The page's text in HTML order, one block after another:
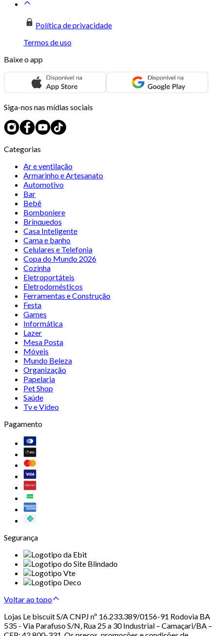
Política de privacidade
Termos de uso
Baixe o app
Siga-nos nas mídias sociais
Categorias
Ar e ventilação
Armarinho e Artesanato
Automotivo
Bar
Bebê
Bomboniere
Brinquedos
Casa Inteligente
Cama e banho
Celulares e Telefonia
Copa do Mundo 2026
Cozinha
Eletroportáteis
Eletrodomésticos
Ferramentas e Construção
Festa
Games
Informática
Lazer
Mesa Posta
Móveis
Mundo Beleza
Organização
Papelaria
Pet Shop
Saúde
Tv e Vídeo
Pagamento
Segurança
Voltar ao topo
Lojas Le biscuit S/A CNPJ nº 16.233.389/0156-91 Rodovia BA
535 - Via Parafuso S/N, Rua 25 a 30 Industrial – Camaçari/BA –